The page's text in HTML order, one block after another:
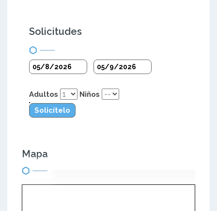
Solicitudes
Adultos
Niños
Solicítelo
Mapa